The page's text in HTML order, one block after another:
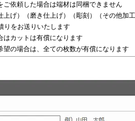
ご依頼した場合は端材は同梱できません
上げ）（磨き仕上げ）（彫刻）（その他加
りをお送りいたします
はカットは有償になります
望の場合は、全ての枚数が有償になります